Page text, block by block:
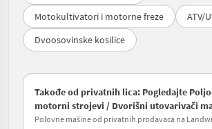
Motokultivatori i motorne freze
ATV/
Dvoosovinske kosilice
Takođe od privatnih lica: Pogledajte
motorni strojevi / Dvorišni utovarivači
Polovne mašine od privatnih prodavaca na